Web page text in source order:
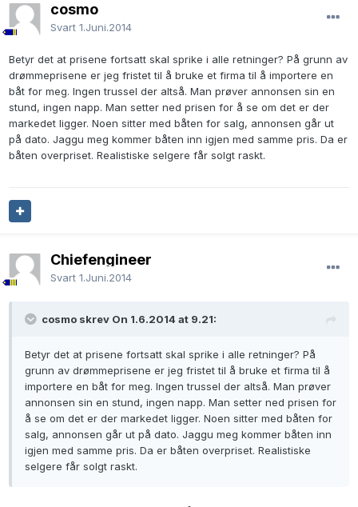
cosmo
Svart 1.Juni.2014
Betyr det at prisene fortsatt skal sprike i alle retninger? På grunn av
drømmeprisene er jeg fristet til å bruke et firma til å importere en
båt for meg. Ingen trussel der altså. Man prøver annonsen sin en
stund, ingen napp. Man setter ned prisen for å se om det er der
markedet ligger. Noen sitter med båten for salg, annonsen går ut
på dato. Jaggu meg kommer båten inn igjen med samme pris. Da er
båten overpriset. Realistiske selgere får solgt raskt.
Chiefengineer
Svart 1.Juni.2014
cosmo skrev On 1.6.2014 at 9.21:
Betyr det at prisene fortsatt skal sprike i alle retninger? På
grunn av drømmeprisene er jeg fristet til å bruke et firma til å
importere en båt for meg. Ingen trussel der altså. Man prøver
annonsen sin en stund, ingen napp. Man setter ned prisen for
å se om det er der markedet ligger. Noen sitter med båten for
salg, annonsen går ut på dato. Jaggu meg kommer båten inn
igjen med samme pris. Da er båten overpriset. Realistiske
selgere får solgt raskt.